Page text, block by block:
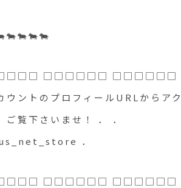
□□□□□□ □□□□□□
ウントのプロフィールURLからア
ご覧下さいませ！ ． ．
．
□□□□□□ □□□□□□